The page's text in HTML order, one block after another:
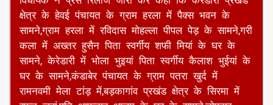
विधायक ने प्रेस रिलीज जारी कर कहा कि केरेडारी प्रखंड
क्षेत्र के हेवई पंचायत के ग्राम हरला में पैक्स भवन के
सामने,ग्राम हरला में रविदास मोहल्ला पीपल पेड़ के सामने,गरी
कला में अख्तर हुसैन पिता स्वर्गीय शफी मियां के घर के
सामने, केरेडारी में भोला भुइयां पिता स्वर्गीय कैलाश भुईयां के
घर के सामने,कंडाबेर पंचायत के ग्राम पतरा खुर्द में
रामनवमी मेला टांड़ में,बड़कागांव प्रखंड क्षेत्र के सिरमा में